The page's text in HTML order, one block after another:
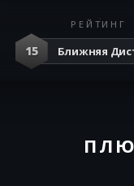
РЕЙТИНГ
15 Ближняя